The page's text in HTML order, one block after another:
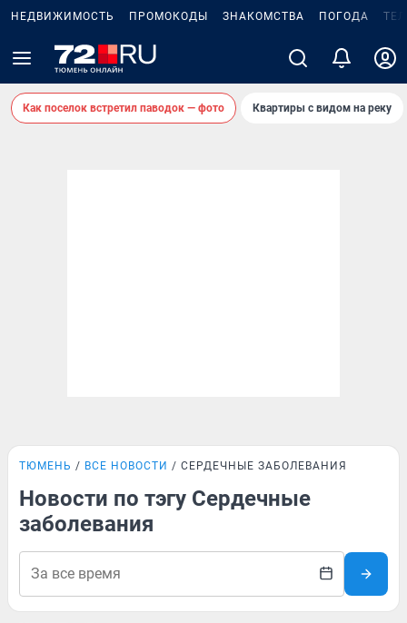
НЕДВИЖИМОСТЬ ПРОМОКОДЫ ЗНАКОМСТВА ПОГОДА
Как поселок встретил паводок — фото Квартиры с видом на реку
ТЮМЕНЬ ВСЕ НОВОСТИ СЕРДЕЧНЫЕ ЗАБОЛЕВАНИЯ
Новости по тэгу Сердечные
заболевания